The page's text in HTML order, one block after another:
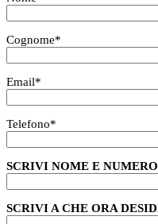
Cognome*
Email*
Telefono*
SCRIVI NOME E
SCRIVI A CHE ORA